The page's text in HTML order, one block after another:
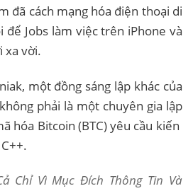
đã cách mạng hóa điện thoại di
để Jobs làm việc trên iPhone và
xa vời.
một đồng sáng lập khác của
phải là một chuyên gia lập
hóa Bitcoin (BTC) yêu cầu kiến
Chỉ Vì Mục Đích Thông Tin Và